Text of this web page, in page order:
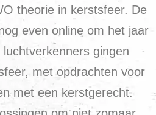
theorie in kerstsfeer. De
even online om het jaar
gingen
met opdrachten voor
met een kerstgerecht.